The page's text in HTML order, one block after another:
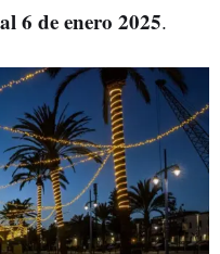
6 de enero 2025.